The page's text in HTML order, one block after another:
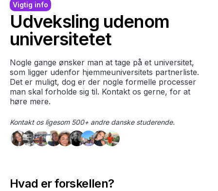
Vigtig info
Udveksling udenom
universitetet
Nogle gange ønsker man at tage på et universitet,
som ligger udenfor hjemmeuniversitets partnerliste.
Det er muligt, dog er der nogle formelle processer
man skal forholde sig til. Kontakt os gerne, for at
høre mere.
Kontakt os ligesom 500+ andre danske studerende.
Hvad er forskellen?